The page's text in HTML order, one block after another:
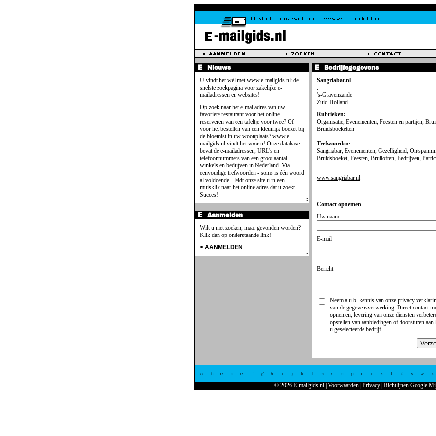
Nieuws
U vindt het wél met www.e-mailgids.nl: de
snelste zoekpagina voor zakelijke e-
mailadressen en websites!
Op zoek naar het e-mailadres van uw
favoriete restaurant voor het online
reserveren van een tafeltje voor twee? Of
voor het bestellen van een kleurrijk boeket bij
de bloemist in uw woonplaats? www.e-
mailgids.nl vindt het voor u! Onze database
bevat de e-mailadressen, URL's en
telefoonnummers van een groot aantal
winkels en bedrijven in Nederland. Via
eenvoudige trefwoorden - soms is één woord
al voldoende - leidt onze site u in een
muisklik naar het online adres dat u zoekt.
Succes!
Aanmelden
Wilt u niet zoeken, maar gevonden worden?
Klik dan op onderstaande link!
> AANMELDEN
Bedrijfsgegevens
Sangriabar.nl
.
's-Gravenzande
Zuid-Holland
Rubrieken:
Organisatie, Evenementen, Feesten en partijen,
Bruidsboeketten
Trefwoorden:
Sangriabar, Evenementen, Gezelligheid,
Bruidsboeket, Feesten, Bruiloften, Bedrijven,
www.sangriabar.nl
Contact opnemen
Uw naam
E-mail
Bericht
Neem a.u.b. kennis van onze privacy
van de gegevensverwerking: Direct contact
opnemen, levering van onze diensten
opstellen van aanbiedingen of doorsturen aan
u geselecteerde bedrijf.
a b c d e f g h i j k l m n o p q r s t u v w x
© 2026 E-mailgids.nl Voorwaarden Privacy Richtlijnen Google